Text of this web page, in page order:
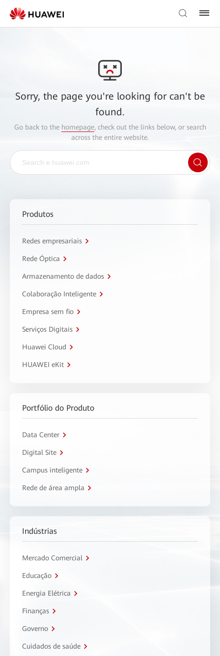
Sorry, the page you're looking for can't be
found.
Go back to the homepage, check out the links below, or search
across the entire website.
Produtos
Redes empresariais
Rede Óptica
Armazenamento de dados
Colaboração Inteligente
Empresa sem fio
Serviços Digitais
Huawei Cloud
HUAWEI eKit
Portfólio do Produto
Data Center
Digital Site
Campus inteligente
Rede de área ampla
Indústrias
Mercado Comercial
Educação
Energia Elétrica
Finanças
Governo
Cuidados de saúde